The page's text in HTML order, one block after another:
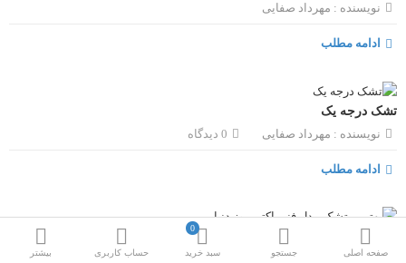
صفحه اصلی جستجو
0
سبد خرید حساب کاربری بیشتر
نویسنده : مهرداد صفایی
ادامه مطلب
تشک درجه یک
نویسنده : مهرداد صفایی 0 دیدگاه
ادامه مطلب
نویسنده :
مهرداد صفایی